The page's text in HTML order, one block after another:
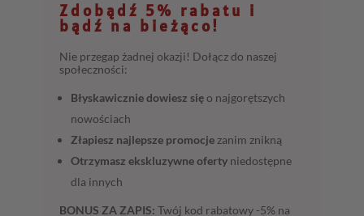
Zdobądź 5% rabatu i
bądź na bieżąco!
Nie przegap żadnej okazji! Dołącz do naszej
społeczności:
Błyskawicznie dowiesz sięo najgorętszych
nowościach
Złapiesz najlepsze promocje zanim znikną
Otrzymasz ekskluzywne oferty niedostępne
dla innych
BONUS ZA ZAPIS: Twój kod rabatowy -5% na